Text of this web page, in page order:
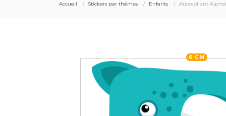
Accueil Stickers par thèmes Enfants Autocollant
6 CM